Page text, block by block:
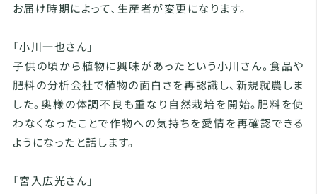
お届け時期によって、生産者が変更になります。
「小川一也さん」
子供の頃から植物に興味があったという小川さん。食品や
肥料の分析会社で植物の面白さを再認識し、新規就農しま
した。奥様の体調不良も重なり自然栽培を開始。肥料を使
わなくなったことで作物への気持ちを愛情を再確認できる
ようになったと話します。
「宮入広光さん」